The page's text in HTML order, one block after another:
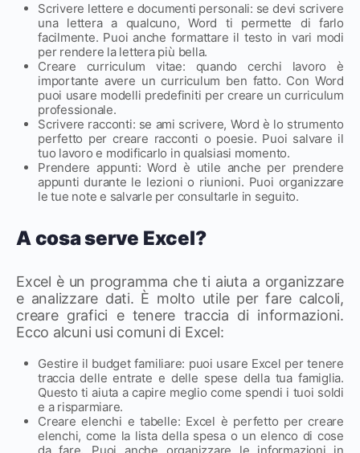
Scrivere lettere e documenti personali: se devi scrivere
una lettera a qualcuno, Word ti permette di farlo
facilmente. Puoi anche formattare il testo in vari modi
per rendere la lettera più bella.
Creare curriculum vitae: quando cerchi lavoro è
importante avere un curriculum ben fatto. Con Word
puoi usare modelli predefiniti per creare un curriculum
professionale.
Scrivere racconti: se ami scrivere, Word è lo strumento
perfetto per creare racconti o poesie. Puoi salvare il
tuo lavoro e modificarlo in qualsiasi momento.
Prendere appunti: Word è utile anche per prendere
appunti durante le lezioni o riunioni. Puoi organizzare
le tue note e salvarle per consultarle in seguito.
A cosa serve Excel?
Excel è un programma che ti aiuta a organizzare
e analizzare dati. È molto utile per fare calcoli,
creare grafici e tenere traccia di informazioni.
Ecco alcuni usi comuni di Excel:
Gestire il budget familiare: puoi usare Excel per tenere
traccia delle entrate e delle spese della tua famiglia.
Questo ti aiuta a capire meglio come spendi i tuoi soldi
e a risparmiare.
Creare elenchi e tabelle: Excel è perfetto per creare
elenchi, come la lista della spesa o un elenco di cose